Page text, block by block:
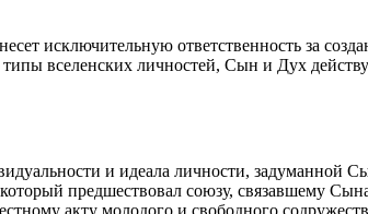
исключительную ответственность за
вселенских личностей, Сын и Дух
и идеала личности, задуманной
предшествовал союзу, связавшему
акту молодого и свободного